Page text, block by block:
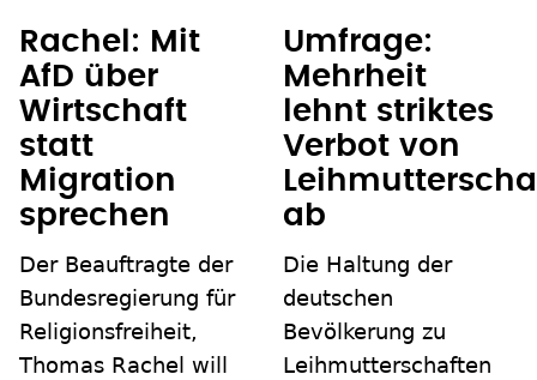
Rachel: Mit
AfD über
Wirtschaft
statt
Migration
sprechen
Der Beauftragte der
Bundesregierung für
Religionsfreiheit,
Thomas Rachel will
Umfrage:
Mehrheit
lehnt striktes
Verbot von
ab
Die Haltung der
deutschen
Bevölkerung zu
Leihmutterschaften